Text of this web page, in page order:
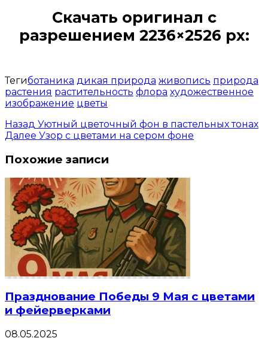
Скачать оригинал с
разрешением 2236×2526 px:
Тегиботаника дикая природа живопись природа
растения растительность флора художественное
изображение цветы
Назад Уютный цветочный фон в пастельных тонах
Далее Узор с цветами на сером фоне
Похожие записи
Празднование Победы 9 Мая с цветами
и фейерверками
08.05.2025